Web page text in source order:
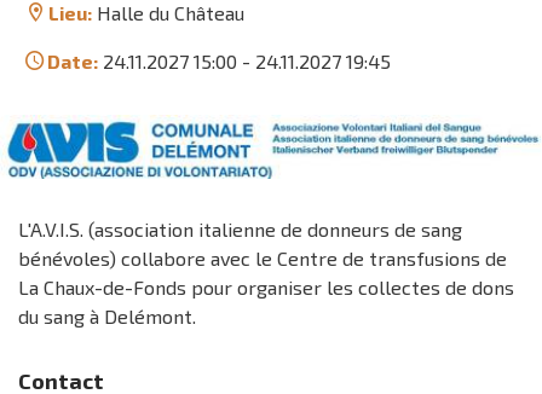
Lieu: Halle du Château
Date: 24.11.2027 15:00 - 24.11.2027 19:45
L'A.V.I.S. (association italienne de donneurs de sang
bénévoles) collabore avec le Centre de transfusions de
La Chaux-de-Fonds pour organiser les collectes de dons
du sang à Delémont.
Contact